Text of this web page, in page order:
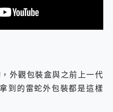
外觀包裝盒與之前上一代
到的雷蛇外包裝都是這樣